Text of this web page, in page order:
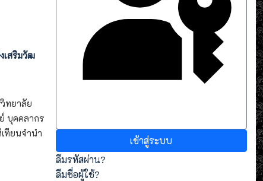
เสริมวัฒ
ทยาลัย
บุคคลากร
ทียนจำนำ
เข้าสู่ระบบ
ลืมรหัสผ่าน?
ลืมชื่อผู้ใช้?